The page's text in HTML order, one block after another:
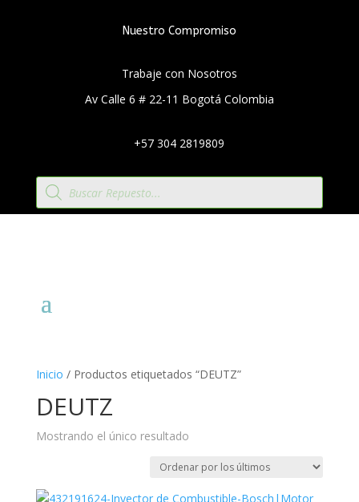
Nuestro Compromiso
Trabaje con Nosotros
Av Calle 6 # 22-11 Bogotá Colombia
+57 304 2819809
Búsqueda
de
productos
Inicio / Productos etiquetados “DEUTZ”
DEUTZ
Mostrando el único resultado